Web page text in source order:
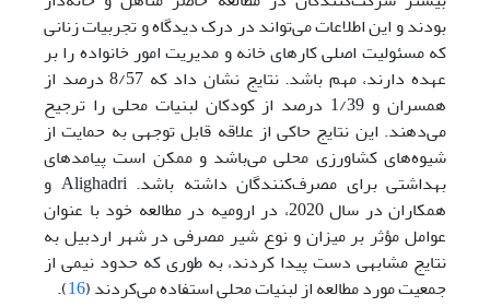
بودند و این اطلاعات می‌تواند در درک دیدگاه و تجربیات زنانی
که مسئولیت اصلی کارهای خانه و مدیریت امور خانواده را بر
عهده دارند، مهم باشد. نتایج نشان داد که 8/57 درصد از
همسران و 1/39 درصد از کودکان لبنیات محلی را ترجیح
می‌دهند. این نتایج حاکی از علاقه قابل توجهی به حمایت از
شیوه‌های کشاورزی محلی می‌باشد و ممکن است پیامدهای
بهداشتی برای مصرف‌کنندگان داشته باشد. Alighadri و
همکاران در سال 2020، در ارومیه در مطالعه خود با عنوان
عوامل مؤثر بر میزان و نوع شیر مصرفی در شهر اردبیل به
نتایج مشابهی دست پیدا کردند، به طوری که حدود نیمی از
جمعیت مورد مطالعه از لبنیات محلی استفاده می‌کردند (16
).